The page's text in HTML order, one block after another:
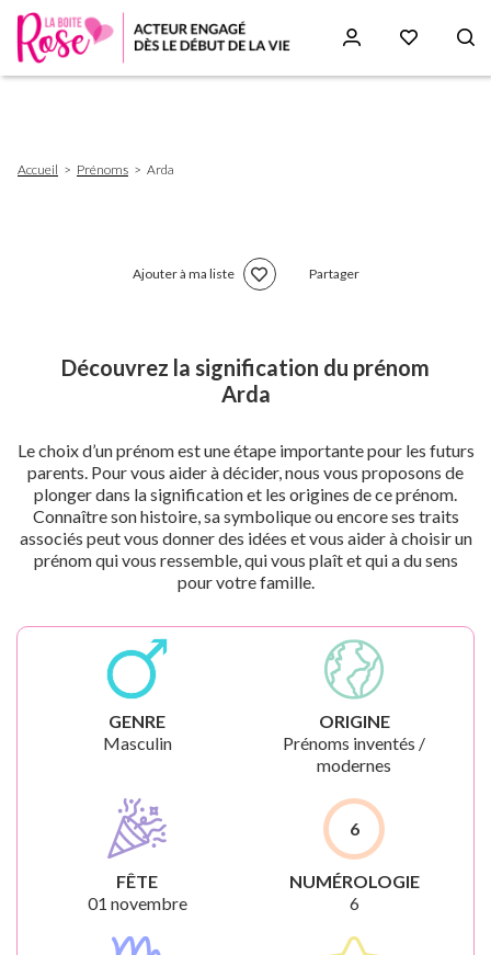
d'Ariane
Accueil Prénoms Arda
Ajouter à ma liste Partager
Découvrez la signification du prénom
Arda
Le choix d’un prénom est une étape importante pour les futurs
parents. Pour vous aider à décider, nous vous proposons de
plonger dans la signification et les origines de ce prénom.
Connaître son histoire, sa symbolique ou encore ses traits
associés peut vous donner des idées et vous aider à choisir un
prénom qui vous ressemble, qui vous plaît et qui a du sens
pour votre famille.
GENRE
Masculin
ORIGINE
Prénoms inventés /
modernes
FÊTE
01 novembre
6
NUMÉROLOGIE
6